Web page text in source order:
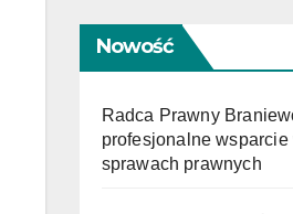
Nowość
Radca Prawny
profesjonalne wsparcie
sprawach prawnych